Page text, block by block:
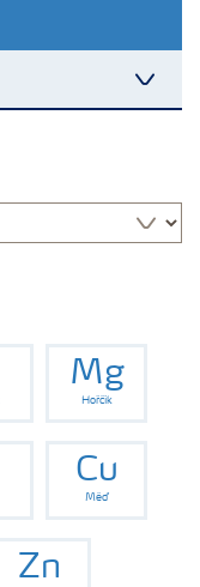
Mg
Hořčík
Cu
Měď
Zn